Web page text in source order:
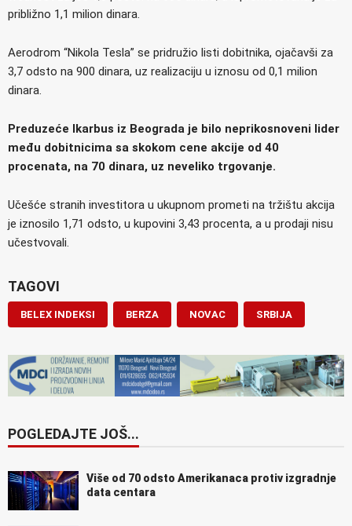
približno 1,1 milion dinara.
Aerodrom “Nikola Tesla” se pridružio listi dobitnika, ojačavši za
3,7 odsto na 900 dinara, uz realizaciju u iznosu od 0,1 milion
dinara.
Preduzeće Ikarbus iz Beograda je bilo neprikosnoveni lider
među dobitnicima sa skokom cene akcije od 40
procenata, na 70 dinara, uz neveliko trgovanje.
Učešće stranih investitora u ukupnom prometi na tržištu akcija
je iznosilo 1,71 odsto, u kupovini 3,43 procenta, a u prodaji nisu
učestvovali.
TAGOVI
BELEX INDEKSI BERZA NOVAC SRBIJA
POGLEDAJTE JOŠ...
Više od 70 odsto Amerikanaca protiv izgradnje
data centara